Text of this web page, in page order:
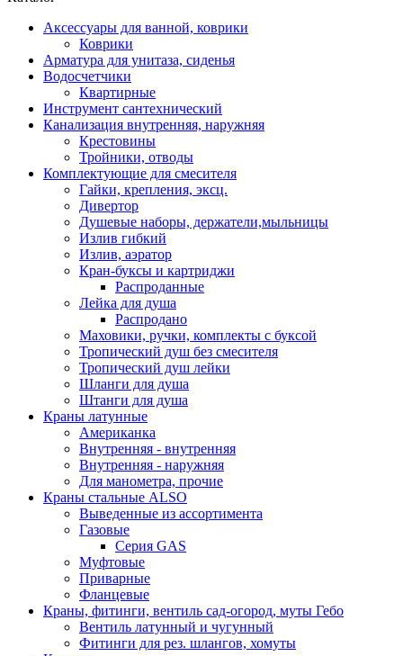
Аксессуары для ванной, коврики
Коврики
Арматура для унитаза, сиденья
Водосчетчики
Квартирные
Инструмент сантехнический
Канализация внутренняя, наружняя
Крестовины
Тройники, отводы
Комплектующие для смесителя
Гайки, крепления, эксц.
Дивертор
Душевые наборы, держатели,мыльницы
Излив гибкий
Излив, аэратор
Кран-буксы и картриджи
Распроданные
Лейка для душа
Распродано
Маховики, ручки, комплекты с буксой
Тропический душ без смесителя
Тропический душ лейки
Шланги для душа
Штанги для душа
Краны латунные
Американка
Внутренняя - внутренняя
Внутренняя - наружняя
Для манометра, прочие
Краны стальные ALSO
Выведенные из ассортимента
Газовые
Серия GAS
Муфтовые
Приварные
Фланцевые
Краны, фитинги, вентиль сад-огород, муты Гебо
Вентиль латунный и чугунный
Фитинги для рез. шлангов, хомуты